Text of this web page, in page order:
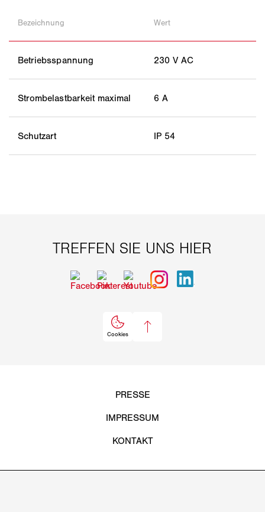
Bezeichnung Wert
Betriebsspannung 230 V AC
Strombelastbarkeit maximal 6 A
Schutzart IP 54